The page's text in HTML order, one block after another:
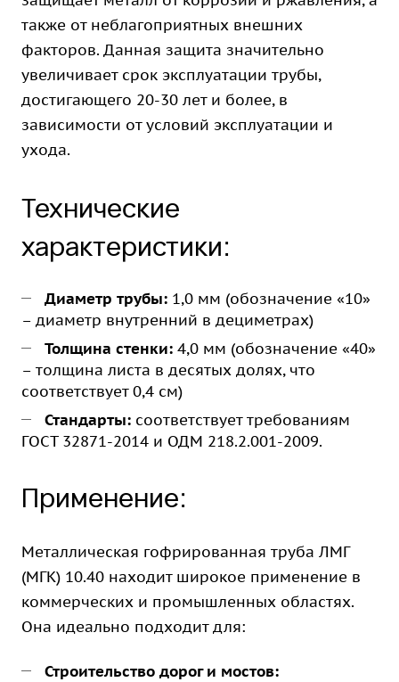
также от неблагоприятных внешних
факторов. Данная защита значительно
увеличивает срок эксплуатации трубы,
достигающего 20-30 лет и более, в
зависимости от условий эксплуатации и
ухода.
Технические
характеристики:
Диаметр трубы: 1,0 мм (обозначение «10»
– диаметр внутренний в дециметрах)
Толщина стенки: 4,0 мм (обозначение «40»
– толщина листа в десятых долях, что
соответствует 0,4 см)
Стандарты: соответствует требованиям
ГОСТ 32871-2014 и ОДМ 218.2.001-2009.
Применение:
Металлическая гофрированная труба ЛМГ
(МГК) 10.40 находит широкое применение в
коммерческих и промышленных областях.
Она идеально подходит для:
Строительство дорог и мостов: